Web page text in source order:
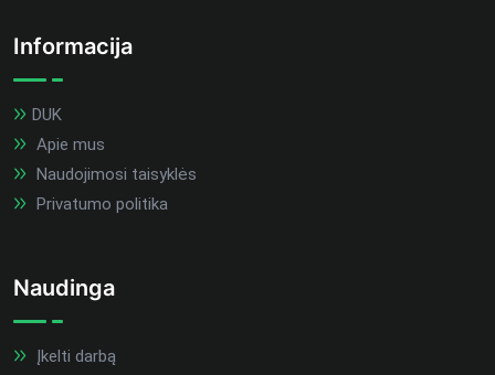
Informacija
DUK
Apie mus
Naudojimosi taisyklės
Privatumo politika
Naudinga
Įkelti darbą